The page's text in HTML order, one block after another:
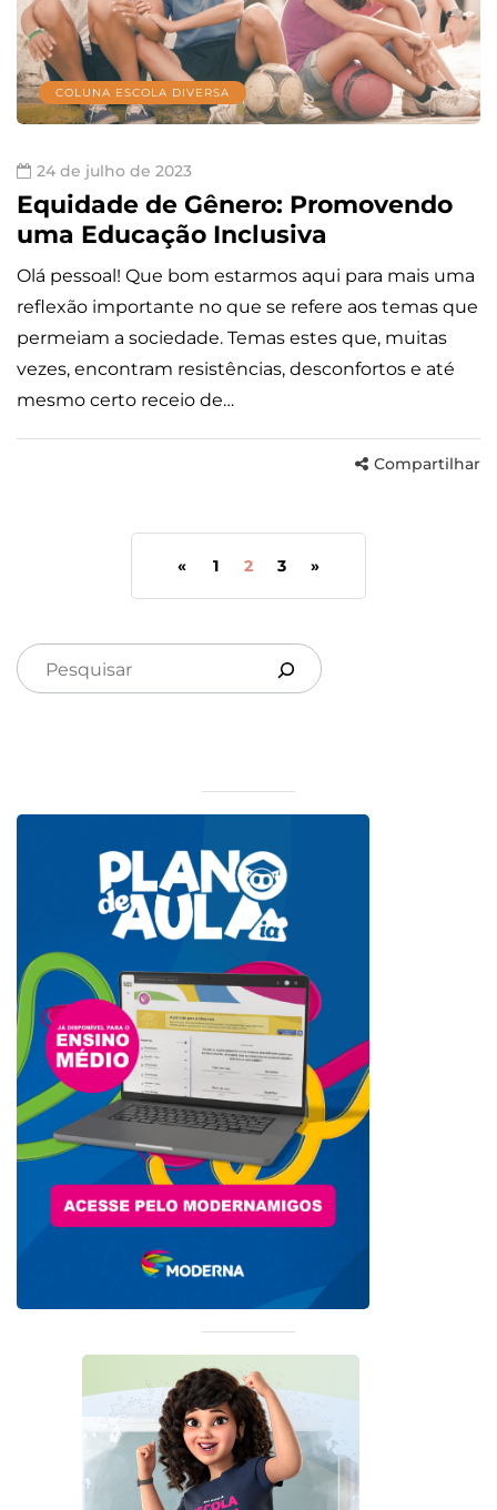
COLUNA ESCOLA DIVERSA
24 de julho de 2023
Equidade de Gênero: Promovendo
uma Educação Inclusiva
Olá pessoal! Que bom estarmos aqui para mais uma
reflexão importante no que se refere aos temas que
permeiam a sociedade. Temas estes que, muitas
vezes, encontram resistências, desconfortos e até
mesmo certo receio de…
Compartilhar
« 1 2 3 »